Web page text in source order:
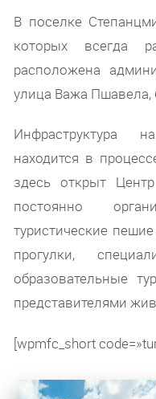
В поселке
которых всегда
расположена
улица Важа Пшавела,
Инфраструктура
находится в
здесь открыт
постоянно
туристические
прогулки,
образовательные
представителями
[wpmfc_short